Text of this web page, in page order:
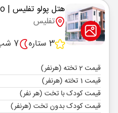
هتل پولو تفلیس | hotel polo
تفلیس
3 ستاره
7 شب
قیمت 2 تخته (هرنفر)
قیمت 1 تخته (هرنفر)
قیمت کودک با تخت (هر نفر)
قیمت کودک بدون تخت (هرنفر)